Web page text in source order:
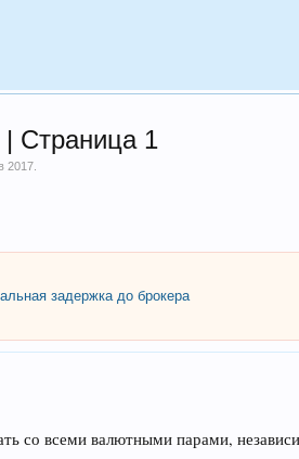
| Страница 1
2017
задержка до брокера
со всеми валютными парами,